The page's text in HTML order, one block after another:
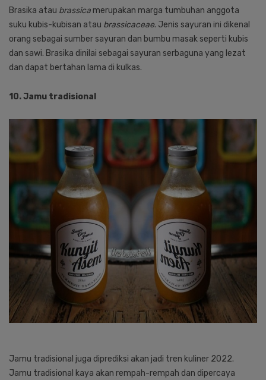
Brasika atau brassica merupakan marga tumbuhan anggota
suku kubis-kubisan atau brassicaceae. Jenis sayuran ini dikenal
orang sebagai sumber sayuran dan bumbu masak seperti kubis
dan sawi. Brasika dinilai sebagai sayuran serbaguna yang lezat
dan dapat bertahan lama di kulkas.
10. Jamu tradisional
Jamu tradisional juga diprediksi akan jadi tren kuliner 2022.
Jamu tradisional kaya akan rempah-rempah dan dipercaya